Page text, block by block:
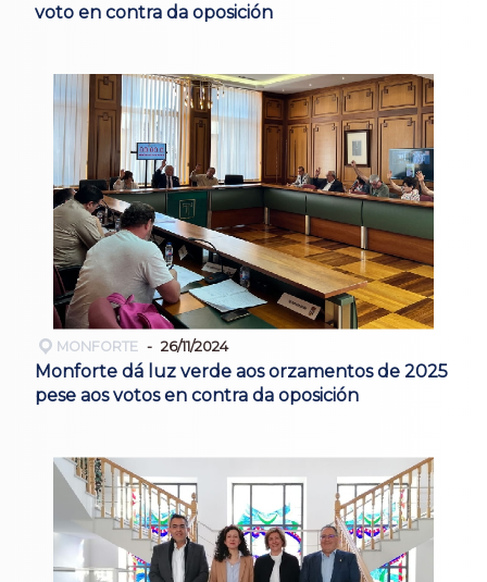
voto en contra da oposición
MONFORTE 26/11/2024
Monforte dá luz verde aos orzamentos de 2025
pese aos votos en contra da oposición